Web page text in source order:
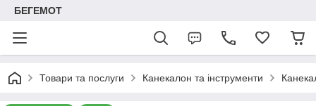
БЕГЕМОТ
Товари та послуги Канекалон та інструменти